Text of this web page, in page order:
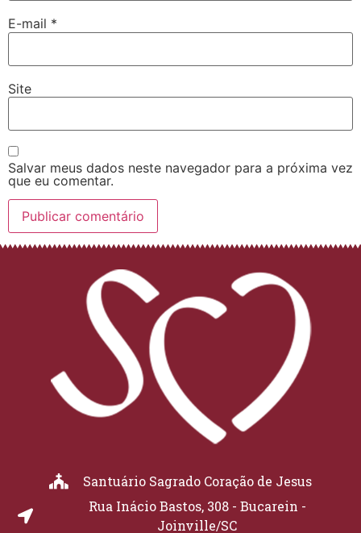
E-mail *
Site
Salvar meus dados neste navegador para a próxima vez
que eu comentar.
Santuário Sagrado Coração de Jesus
Rua Inácio Bastos, 308 - Bucarein -
Joinville/SC